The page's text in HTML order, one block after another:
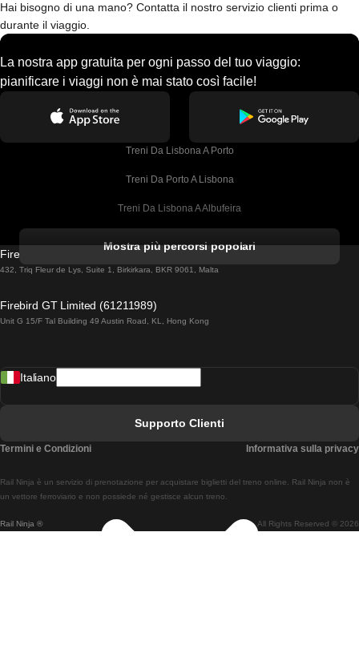
Hai bisogno di una mano? Contatta il nostro servizio clienti prima o
durante il viaggio.
La nostra app gratuita per ogni passo del tuo viaggio:
pianificare i viaggi non è mai stato così facile!
Treni Da Lisbona A Porto
Treni Da Porto A Lisbona
Treni Da Lisbona A Albufeira
Treni Da Lisbona A Lagos
Treni Da Lisbona A Madrid
Treni Da Lisbon A Braga
Treni Da Braga A Lisbona
Mostra più percorsi popolari
Firebird GT Limited (OC 1451)
432, Triq Fleur de Lys, Suite 1, Birkirkara, BKR 9061, Malta
Firebird GT Limited (61211989)
Unit G 15/F Tal Building 49 Austin Road, KL, Hong Kong
Rail Ninja ® All Rights Reserved © 2026
Rail Ninja è un servizio di prenotazione per acquistare biglietti del treno online. Rail Ninja non è
un vettore ferroviario e non possiede né gestisce alcun treno.
Italiano
Supporto Clienti
Termini e Condizioni Informativa sulla privacy